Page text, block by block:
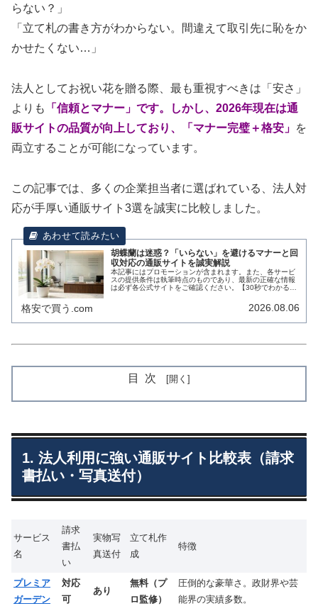
らない？」
「立て札の書き方がわからない。間違えて取引先に恥をか
かせたくない…」
法人としてお祝い花を贈る際、最も重視すべきは「安さ」
よりも
「信頼とマナー」 です。しかし、2026年現在は通
販サイトの品質が向上しており、
「マナー完璧＋格安」 を
両立することが可能になっています。
この記事では、多くの企業担当者に選ばれている、法人対
応が手厚い通販サイト3選を誠実に比較しました。
胡蝶蘭は迷惑？「いらない」を避けるマナーと回
収対応の通販サイトを誠実解説
本記事にはプロモーションが含まれます。また、各サービ
スの提供条件は執筆時点のものであり、最新の正確な情報
は必ず各公式サイトをご確認ください。【30秒でわかる！
格安で買う.com 2026.08.06
目次
1. 法人利用に強い通販サイト比較表（請求
書払い・写真送付）
サービス
名
請求
書払
い
実物写
真送付
立て札作
成
特徴
プレミア
ガーデン
対応
可
あり
無料（プ
ロ監修）
圧倒的な豪華さ。政財界や芸
能界の実績多数。